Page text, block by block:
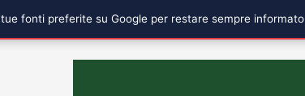
fonti preferite su Google per restare sempre informato